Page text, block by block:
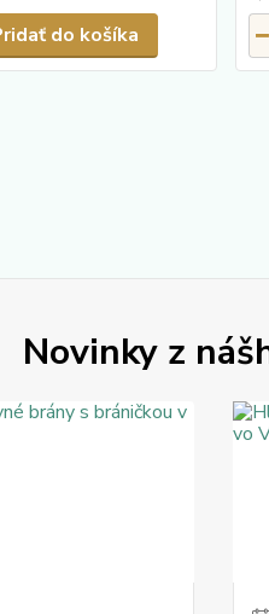
do košíka
Novinky z